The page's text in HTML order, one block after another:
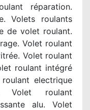
réparation.
Volets roulants
de volet roulant.
Volet roulant
Volet roulant
roulant intégré
electrique
Volet roulant
alu. Volet